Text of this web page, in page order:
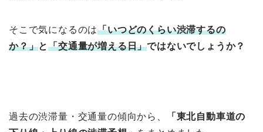
そこで気になるのは「いつどのくらい渋滞するの
か？」と「交通量が増える日」ではないでしょうか？
過去の渋滞量・交通量の傾向から、
「東北自動車道の